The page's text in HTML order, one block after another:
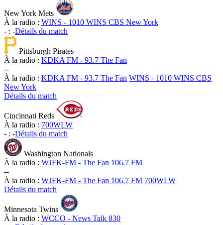
New York Mets
À la radio : WINS - 1010 WINS CBS New York
- : -Détails du match
Pittsburgh Pirates
À la radio : KDKA FM - 93.7 The Fan
--
À la radio : KDKA FM - 93.7 The Fan WINS - 1010 WINS CBS
New York
Détails du match
Cincinnati Reds
À la radio : 700WLW
- : -Détails du match
Washington Nationals
À la radio : WJFK-FM - The Fan 106.7 FM
--
À la radio : WJFK-FM - The Fan 106.7 FM 700WLW
Détails du match
Minnesota Twins
À la radio : WCCO - News Talk 830